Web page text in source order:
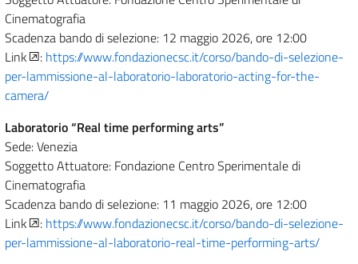
Cinematografia
Scadenza bando di selezione: 12 maggio 2026, ore 12:00
Link
: https://www.fondazionecsc.it/corso/bando-di-selezione-
per-lammissione-al-laboratorio-laboratorio-acting-for-the-
camera/
Laboratorio “Real time performing arts”
Sede: Venezia
Soggetto Attuatore: Fondazione Centro Sperimentale di
Cinematografia
Scadenza bando di selezione: 11 maggio 2026, ore 12:00
Link
: https://www.fondazionecsc.it/corso/bando-di-selezione-
per-lammissione-al-laboratorio-real-time-performing-arts/